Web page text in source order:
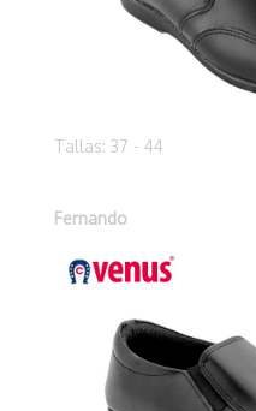
Tallas: 37 - 44
Fernando